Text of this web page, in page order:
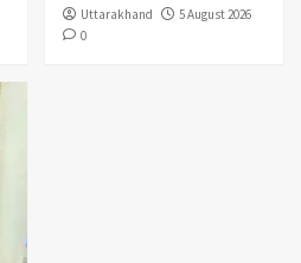
Uttarakhand
5 August 2026
0